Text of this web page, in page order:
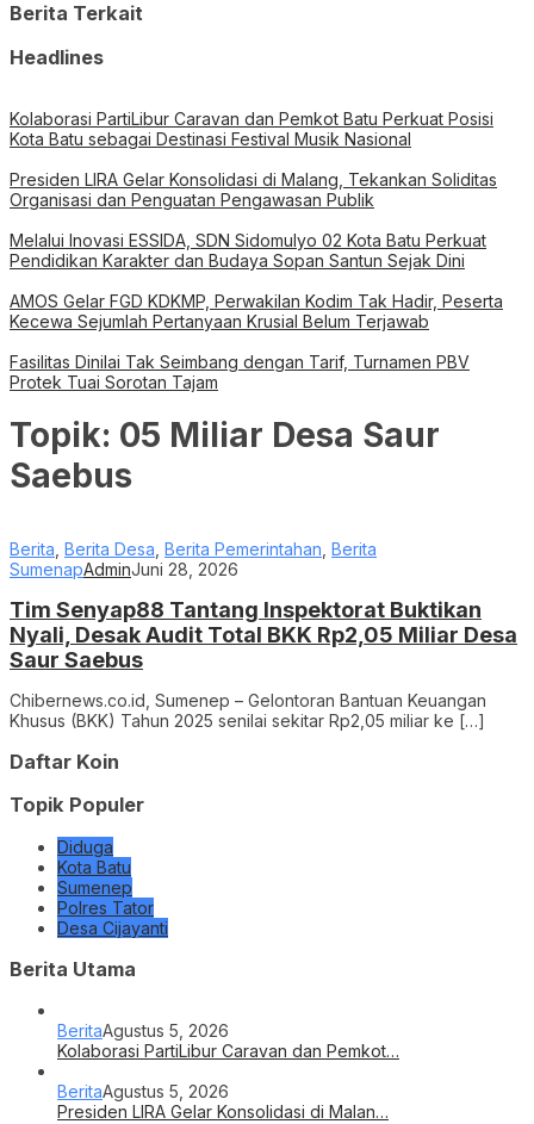
Berita Terkait
Headlines
Kolaborasi PartiLibur Caravan dan Pemkot Batu Perkuat Posisi
Kota Batu sebagai Destinasi Festival Musik Nasional
Presiden LIRA Gelar Konsolidasi di Malang, Tekankan Soliditas
Organisasi dan Penguatan Pengawasan Publik
Melalui Inovasi ESSIDA, SDN Sidomulyo 02 Kota Batu Perkuat
Pendidikan Karakter dan Budaya Sopan Santun Sejak Dini
AMOS Gelar FGD KDKMP, Perwakilan Kodim Tak Hadir, Peserta
Kecewa Sejumlah Pertanyaan Krusial Belum Terjawab
Fasilitas Dinilai Tak Seimbang dengan Tarif, Turnamen PBV
Protek Tuai Sorotan Tajam
Topik: 05 Miliar Desa Saur
Saebus
Berita Berita Desa Berita Pemerintahan Berita
SumenapAdminJuni 28, 2026
Tim Senyap88 Tantang Inspektorat Buktikan
Nyali, Desak Audit Total BKK Rp2,05 Miliar Desa
Saur Saebus
Chibernews.co.id, Sumenep – Gelontoran Bantuan Keuangan
Khusus (BKK) Tahun 2025 senilai sekitar Rp2,05 miliar ke […]
Daftar Koin
Topik Populer
Diduga
Kota Batu
Sumenep
Polres Tator
Desa Cijayanti
Berita Utama
BeritaAgustus 5, 2026
Kolaborasi PartiLibur Caravan dan Pemkot…
BeritaAgustus 5, 2026
Presiden LIRA Gelar Konsolidasi di Malan…